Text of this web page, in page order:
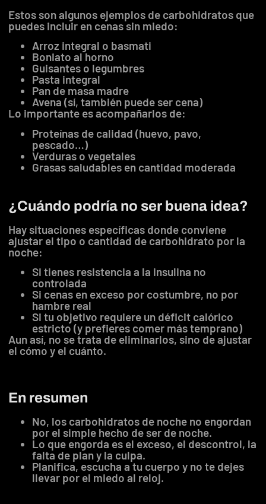
Estos son algunos ejemplos de carbohidratos que
puedes incluir en cenas sin miedo:
Arroz integral o basmati
Boniato al horno
Guisantes o legumbres
Pasta integral
Pan de masa madre
Avena (sí, también puede ser cena)
Lo importante es acompañarlos de:
Proteínas de calidad (huevo, pavo,
pescado…)
Verduras o vegetales
Grasas saludables en cantidad moderada
¿Cuándo podría no ser buena idea?
Hay situaciones específicas donde conviene
ajustar el tipo o cantidad de carbohidrato por la
noche:
Si tienes resistencia a la insulina no
controlada
Si cenas en exceso por costumbre, no por
hambre real
Si tu objetivo requiere un déficit calórico
estricto (y prefieres comer más temprano)
Aun así, no se trata de eliminarlos, sino de ajustar
el cómo y el cuánto.
En resumen
No, los carbohidratos de noche no engordan
por el simple hecho de ser de noche.
Lo que engorda es el exceso, el descontrol, la
falta de plan y la culpa.
Planifica, escucha a tu cuerpo y no te dejes
llevar por el miedo al reloj.